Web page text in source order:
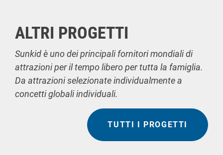
ALTRI PROGETTI
Sunkid è uno dei principali fornitori mondiali di
attrazioni per il tempo libero per tutta la famiglia.
Da attrazioni selezionate individualmente a
concetti globali individuali.
TUTTI I PROGETTI